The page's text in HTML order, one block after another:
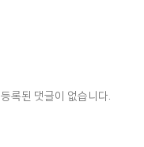
등록된 댓글이 없습니다.